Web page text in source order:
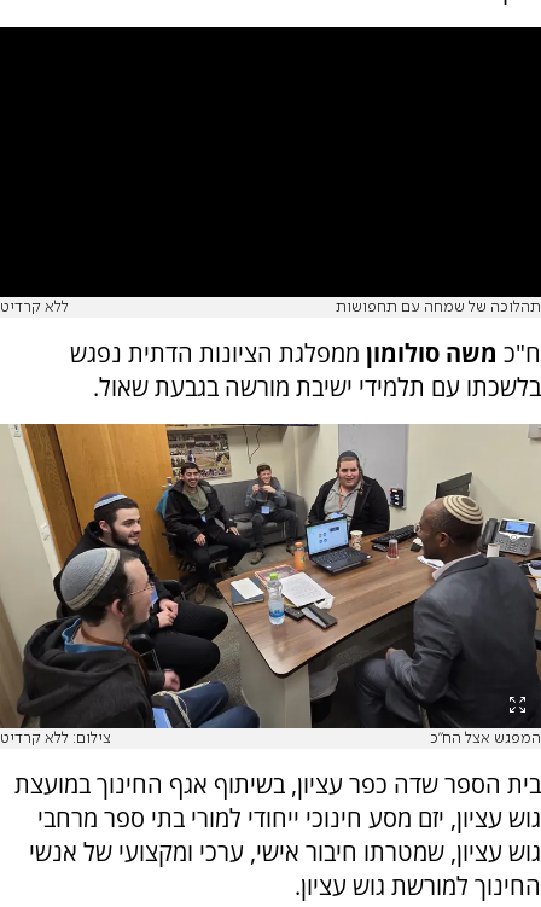
תהלוכה של שמחה עם תחפושות ללא קרדיט
ח"כ משה סולומון ממפלגת הציונות הדתית נפגש
בלשכתו עם תלמידי ישיבת מורשה בגבעת שאול.
המפגש אצל הח"כ צילום: ללא קרדיט
בית הספר שדה כפר עציון, בשיתוף אגף החינוך במועצת
גוש עציון, יזם מסע חינוכי ייחודי למורי בתי ספר מרחבי
גוש עציון, שמטרתו חיבור אישי, ערכי ומקצועי של אנשי
החינוך למורשת גוש עציון.